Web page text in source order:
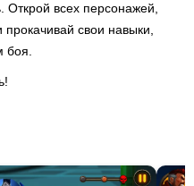
всех персонажей,
свои навыки,
боя.